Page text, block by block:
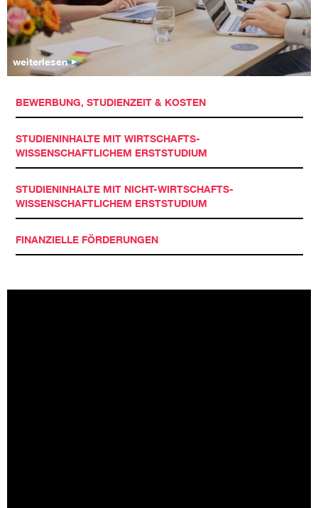
weiterlesen
BEWERBUNG, STUDIENZEIT & KOSTEN
STUDIENINHALTE MIT WIRTSCHAFTS-
WISSENSCHAFTLICHEM ERSTSTUDIUM
STUDIENINHALTE MIT NICHT-WIRTSCHAFTS-
WISSENSCHAFTLICHEM ERSTSTUDIUM
FINANZIELLE FÖRDERUNGEN